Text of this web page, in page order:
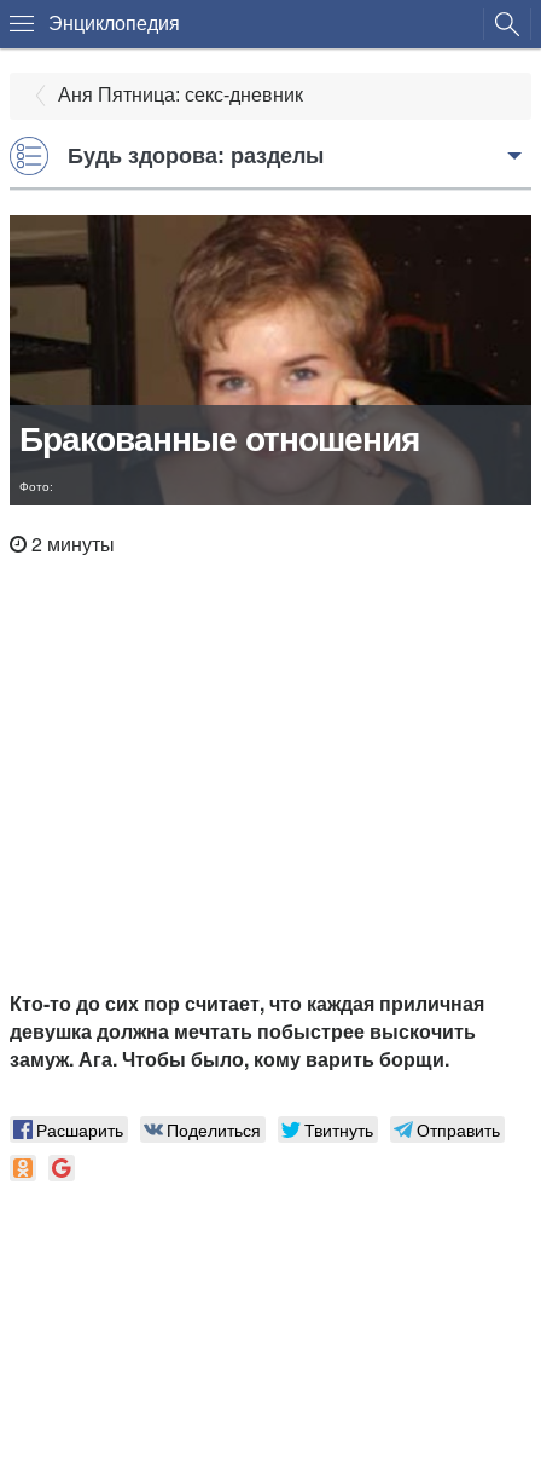
Энциклопедия
Аня Пятница: секс-дневник
Будь здорова: разделы
Бракованные отношения
Фото:
2 минуты
Кто-то до сих пор считает, что каждая приличная
девушка должна мечтать побыстрее выскочить
замуж. Ага. Чтобы было, кому варить борщи.
Расшарить Поделиться Твитнуть Отправить